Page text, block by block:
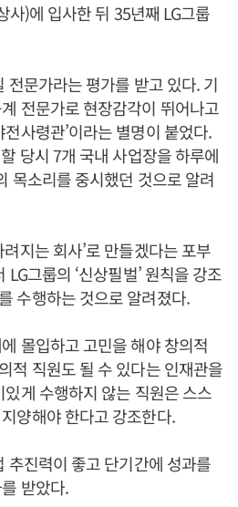
사)에 입사한 뒤 35년째 LG그룹
전문가라는 평가를 받고 있다. 기
전문가로 현장감각이 뛰어나고
사령관’이라는 별명이 붙었다.
당시 7개 국내 사업장을 하루에
목소리를 중시했던 것으로 알려
지는 회사’로 만들겠다는 포부
그룹의 ‘신상필벌’ 원칙을 강조
수행하는 것으로 알려졌다.
몰입하고 고민을 해야 창의적
적 직원도 될 수 있다는 인재관을
게 수행하지 않는 직원은 스스
양해야 한다고 강조한다.
추진력이 좋고 단기간에 성과를
받았다.